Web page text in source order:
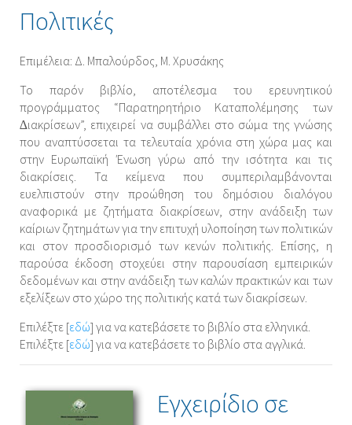
Πολιτικές
Επιμέλεια: Δ. Μπαλούρδος, Μ. Χρυσάκης
Το παρόν βιβλίο, αποτέλεσμα του ερευνητικού
προγράμματος “Παρατηρητήριο Καταπολέμησης των
∆ιακρίσεων”, επιχειρεί να συμβάλλει στο σώμα της γνώσης
που αναπτύσσεται τα τελευταία χρόνια στη χώρα μας και
στην Ευρωπαϊκή Ένωση γύρω από την ισότητα και τις
διακρίσεις. Τα κείμενα που συμπεριλαμβάνονται
ευελπιστούν στην προώθηση του δημόσιου διαλόγου
αναφορικά με ζητήματα διακρίσεων, στην ανάδειξη των
καίριων ζητημάτων για την επιτυχή υλοποίηση των πολιτικών
και στον προσδιορισμό των κενών πολιτικής. Επίσης, η
παρούσα έκδοση στοχεύει στην παρουσίαση εμπειρικών
δεδομένων και στην ανάδειξη των καλών πρακτικών και των
εξελίξεων στο χώρο της πολιτικής κατά των διακρίσεων.
Επιλέξτε [εδώ] για να κατεβάσετε το βιβλίο στα ελληνικά.
Επιλέξτε [εδώ] για να κατεβάσετε το βιβλίο στα αγγλικά.
Εγχειρίδιο σε